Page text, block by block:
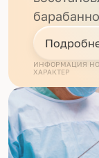
ИНФОРМАЦИЯ
ХАРАКТЕР